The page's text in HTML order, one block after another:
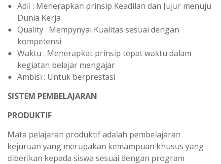
Adil : Menerapkan prinsip Keadilan dan Jujur menuju
Dunia Kerja
Quality : Mempynyai Kualitas sesuai dengan
kompetensi
Waktu : Menerapkat prinsip tepat waktu dalam
kegiatan belajar mengajar
Ambisi : Untuk berprestasi
SISTEM PEMBELAJARAN
PRODUKTIF
Mata pelajaran produktif adalah pembelajaran
kejuruan yang merupakan kemampuan khusus yang
diberikan kepada siswa sesuai dengan program